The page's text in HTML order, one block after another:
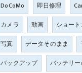
DoCoMo
即日修理
カメラ
動画 ショー
写真
データそのまま
バックアップ
バッテリ